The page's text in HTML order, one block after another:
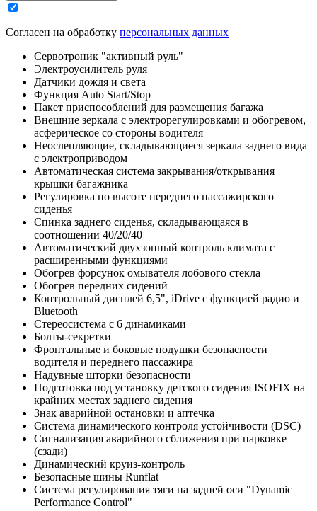
Согласен на обработку персональных данных
Сервотроник "активный руль"
Электроусилитель руля
Датчики дождя и света
Функция Auto Start/Stop
Пакет приспособлений для размещения багажа
Внешние зеркала с электрорегулировками и обогревом,
асферическое со стороны водителя
Неослепляющие, складывающиеся зеркала заднего вида
с электроприводом
Автоматическая система закрывания/открывания
крышки багажника
Регулировка по высоте переднего пассажирского
сиденья
Спинка заднего сиденья, складывающаяся в
соотношении 40/20/40
Автоматический двухзонный контроль климата с
расширенными функциями
Обогрев форсунок омывателя лобового стекла
Обогрев передних сидений
Контрольный дисплей 6,5", iDrive с функцией радио и
Bluetooth
Стереосистема с 6 динамиками
Болты-секретки
Фронтальные и боковые подушки безопасности
водителя и переднего пассажира
Надувные шторки безопасности
Подготовка под установку детского сидения ISOFIX на
крайних местах заднего сидения
Знак аварийной остановки и аптечка
Система динамического контроля устойчивости (DSC)
Сигнализация аварийного сближения при парковке
(сзади)
Динамический круиз-контроль
Безопасные шины Runflat
Система регулирования тяги на задней оси "Dynamic
Performance Control"